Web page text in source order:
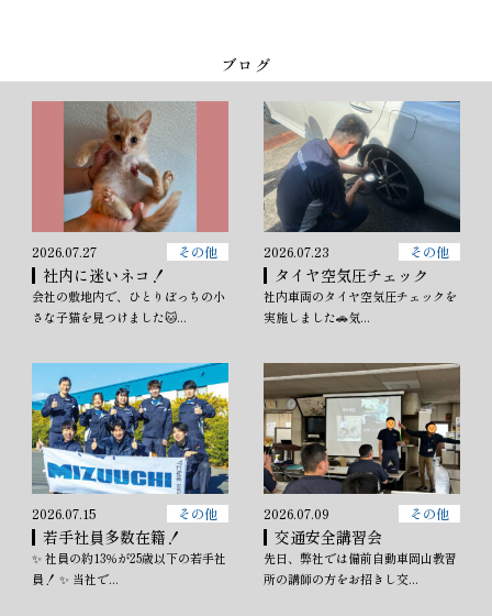
ブログ
2026.07.27 その他
社内に迷いネコ！
会社の敷地内で、ひとりぼっちの小
さな子猫を見つけました🐱...
2026.07.23 その他
タイヤ空気圧チェック
社内車両のタイヤ空気圧チェックを
実施しました🚗気...
2026.07.15 その他
若手社員多数在籍！
✨ 社員の約13％が25歳以下の若手社
員！ ✨ 当社で...
2026.07.09 その他
交通安全講習会
先日、弊社では備前自動車岡山教習
所の講師の方をお招きし交...